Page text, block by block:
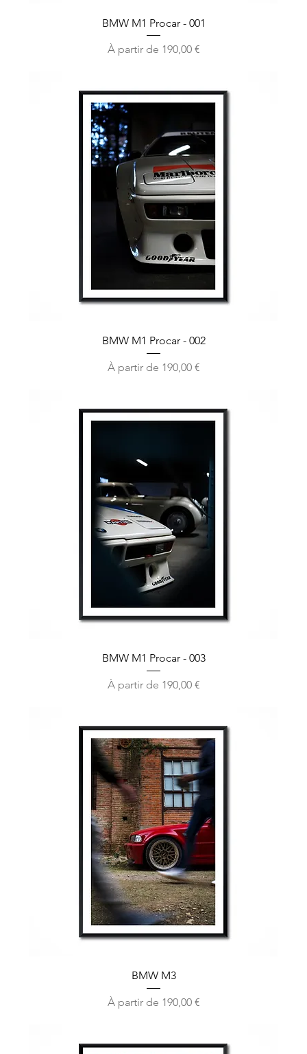
BMW M1 Procar - 001
À partir de 190,00 €
Prix promotionnel
BMW M1 Procar - 002
À partir de 190,00 €
Prix promotionnel
BMW M1 Procar - 003
À partir de 190,00 €
Prix promotionnel
BMW M3
À partir de 190,00 €
Prix promotionnel